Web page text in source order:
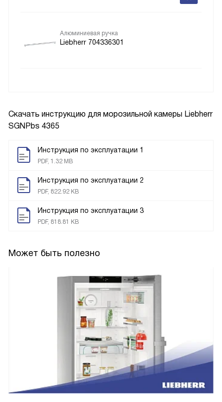
Скачать инструкцию для морозильной камеры Liebherr
SGNPbs 4365
Инструкция по эксплуатации 1
PDF, 1.32 MB
Инструкция по эксплуатации 2
PDF, 822.92 KB
Инструкция по эксплуатации 3
PDF, 818.81 KB
Может быть полезно
Алюминиевая ручка
Liebherr 704336301